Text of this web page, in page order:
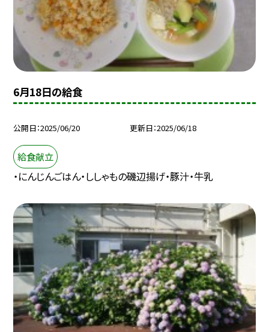
6月18日の給食
公開日 2025/06/20 更新日 2025/06/18
給食献立
・にんじんごはん・ししゃもの磯辺揚げ・豚汁・牛乳